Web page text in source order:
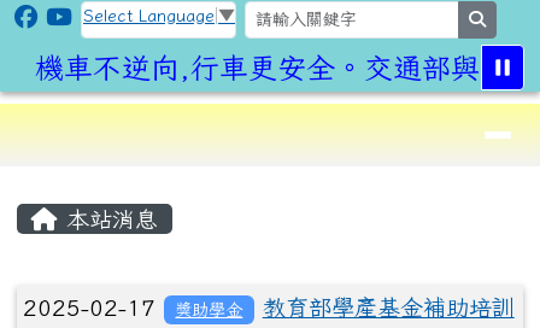
跳至主內容區
CLPS Site
Select Language ▼
機車不逆向,行車更安全。交通部與桃園
⏸
導覽列
本站消息
文章列表
2025-02-17 獎助學金
教育部學產基金補助培訓